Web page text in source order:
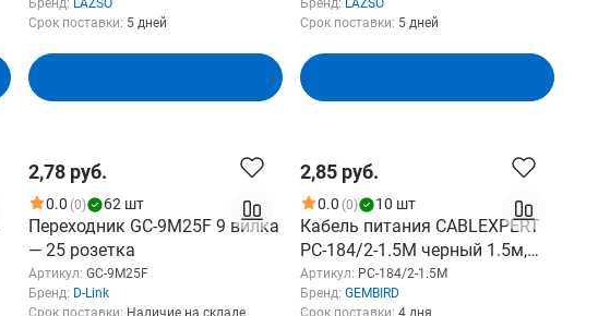
201(1.2m))
Бренд: LAZSO
Срок поставки: 5 дней
206C(1.5m. 3A))
Бренд: LAZSO
Срок поставки: 5 дней
2,78 руб.
0.0 (0) 62 шт
Переходник GC-9M25F 9 вилка
— 25 розетка
Артикул: GC-9M25F
Бренд: D-Link
Срок поставки: Наличие на складе
2,85 руб.
0.0 (0) 10 шт
Кабель питания CABLEXPERT
PC-184/2-1.5M черный 1.5м,
CEE 7/16-C7, 2х0.5мм2, 2.5А
PC-184/2-1.5M
Артикул: PC-184/2-1.5M
Бренд: GEMBIRD
Срок поставки: 4 дня